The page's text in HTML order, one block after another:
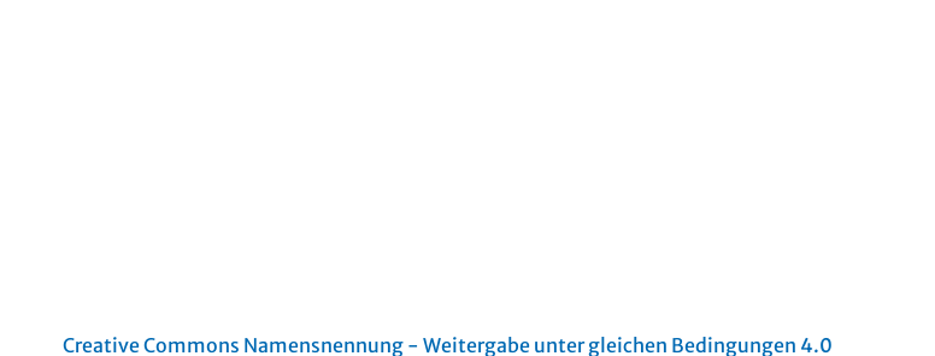
Creative Commons Namensnennung - Weitergabe unter gleichen Bedingungen 4.0